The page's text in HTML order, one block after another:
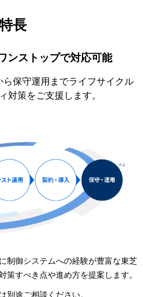
長
ンストップで対応可能
保守運用までライフサイクル
対策をご支援します。
制御システムへの経験が豊富な東芝
策すべき点や進め方を提案します。
別途ご相談ください。